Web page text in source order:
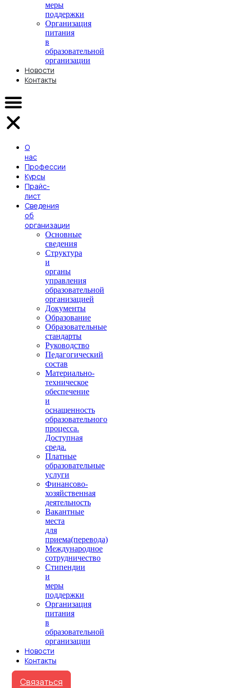
меры
поддержки
Организация
питания
в
образовательной
организации
Новости
Контакты
О
нас
Профессии
Курсы
Прайс-
лист
Сведения
об
организации
Основные
сведения
Структура
и
органы
управления
образовательной
организацией
Документы
Образование
Образовательные
стандарты
Руководство
Педагогический
состав
Материально-
техническое
обеспечение
и
оснащенность
образовательного
процесса.
Доступная
среда.
Платные
образовательные
услуги
Финансово-
хозяйственная
деятельность
Вакантные
места
для
приема(перевода)
Международное
сотрудничество
Стипендии
и
меры
поддержки
Организация
питания
в
образовательной
организации
Новости
Контакты
Связаться